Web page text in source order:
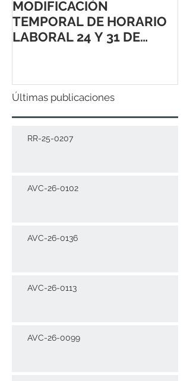
MODIFICACIÓN
TEMPORAL DE HORARIO
LABORAL 24 Y 31 DE
Últimas publicaciones
RR-25-0207
AVC-26-0102
AVC-26-0136
AVC-26-0113
AVC-26-0099